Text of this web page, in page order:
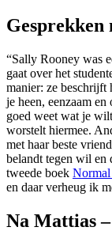
Gesprekken
“Sally Rooney was
gaat over het
manier: ze beschrijft
je heen, eenzaam
goed weet wat je
worstelt hiermee.
met haar beste
belandt tegen wil en
tweede boek
en daar verheug ik
Na Mattias